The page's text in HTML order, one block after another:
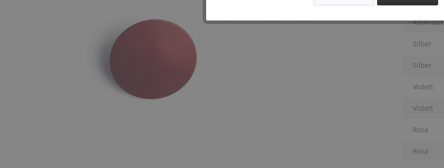
Anthrazit
Silber
Silber
Violett
Violett
Rosa
Rosa